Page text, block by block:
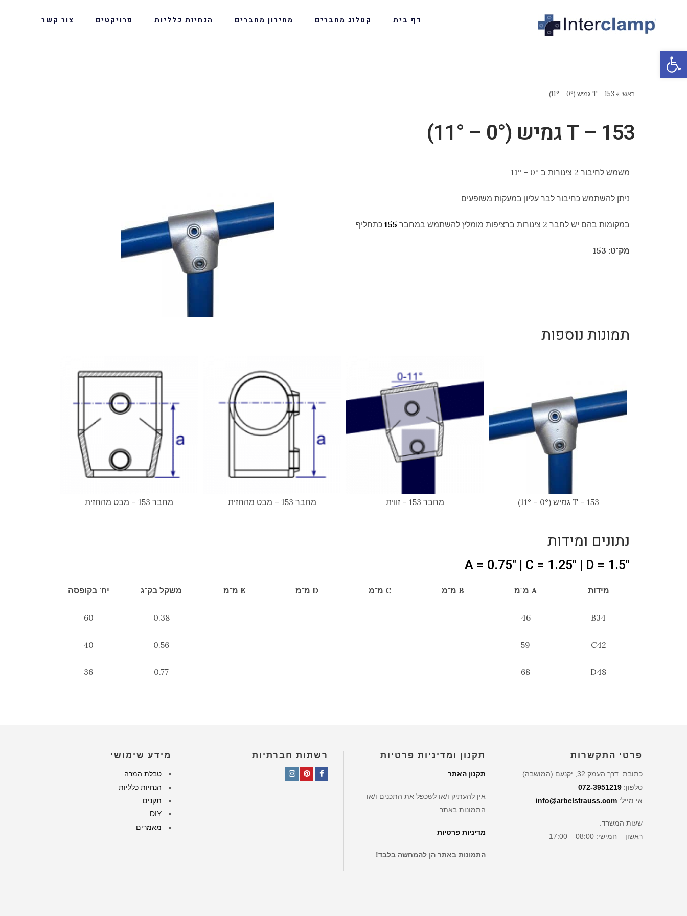
דף בית קטלוג מחברים מחירון מחברים הנחיות כלליות פרויקטים צור קשר
ראשי » 153 – T גמיש (0° – 11°)
153 – T גמיש (0° – 11°)
משמש לחיבור 2 צינורות ב 0° – 11°
ניתן להשתמש כחיבור לבר עליון במעקות משופעים
במקומות בהם יש לחבר 2 צינורות ברציפות מומלץ להשתמש במחבר 155 כתחליף
מק"ט: 153
תמונות נוספות
153 – T גמיש (0° – 11°) מחבר 153 – זווית מחבר 153 – מבט מהחזית מחבר 153 – מבט מהחזית
נתונים ומידות
"A = 0.75" | C = 1.25" | D = 1.5
מידות
B34
C42
D48
A מ"מ
46
59
68
B מ"מ C מ"מ D מ"מ E מ"מ משקל בק"ג
0.38
0.56
0.77
יח' בקופסה
60
40
36
פרטי התקשרות
כתובת: דרך העמק 32, יקנעם (המושבה)
טלפון: 072-3951219
אי מייל: info@arbelstrauss.com
שעות המשרד:
ראשון – חמישי: 08:00 – 17:00
תקנון ומדיניות פרטיות
תקנון האתר
אין להעתיק ו/או לשכפל את התכנים ו/או
התמונות באתר
מדיניות פרטיות
התמונות באתר הן להמחשה בלבד!
רשתות חברתיות מידע שימושי
טבלת המרה
הנחיות כלליות
תקנים
DIY
מאמרים
פתח סרגל נגישות